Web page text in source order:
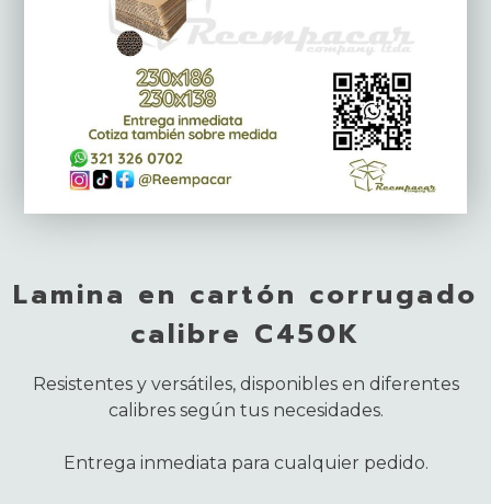
Lamina en cartón corrugado
calibre C450K
Resistentes y versátiles, disponibles en diferentes
calibres según tus necesidades.
Entrega inmediata para cualquier pedido.